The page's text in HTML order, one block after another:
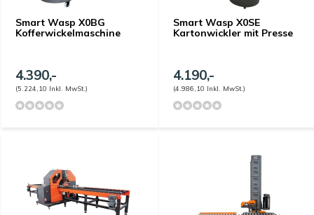
Smart Wasp X0BG
Kofferwickelmaschine
4.390,-
(5.224,10 Inkl. MwSt.)
Smart Wasp X0SE
Kartonwickler mit Presse
4.190,-
(4.986,10 Inkl. MwSt.)